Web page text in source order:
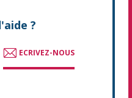
?
ECRIVEZ-NOUS